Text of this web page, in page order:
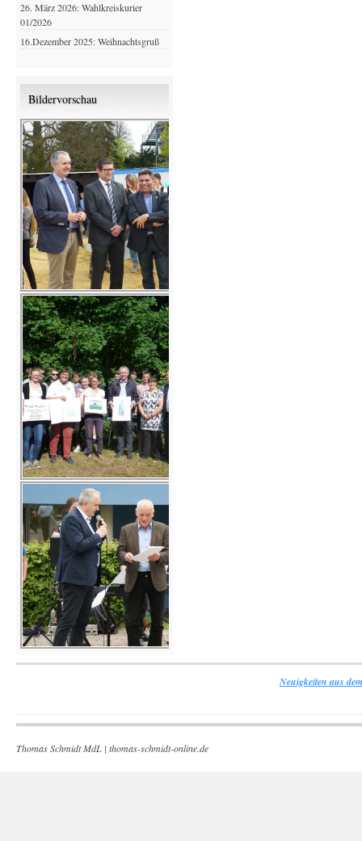
26. März 2026: Wahlkreiskurier
01/2026
16.Dezember 2025: Weihnachtsgruß
Bildervorschau
Neuigkeiten aus
Thomas Schmidt MdL | thomas-schmidt-online.de